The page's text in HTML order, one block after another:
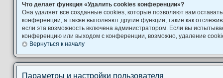
Что делает функция «Удалить cookies конференции»?
Она удаляет все созданные cookies, которые позволяют вам
конференции, а также выполняют другие функции, такие как
если эта возможность включена администратором. Если вы
конференцию или выходом с конференции, возможно, удаление
Вернуться к началу
Параметры и настройки пользователя